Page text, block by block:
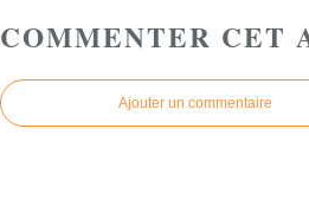
COMMENTER CET
Ajouter un commentaire